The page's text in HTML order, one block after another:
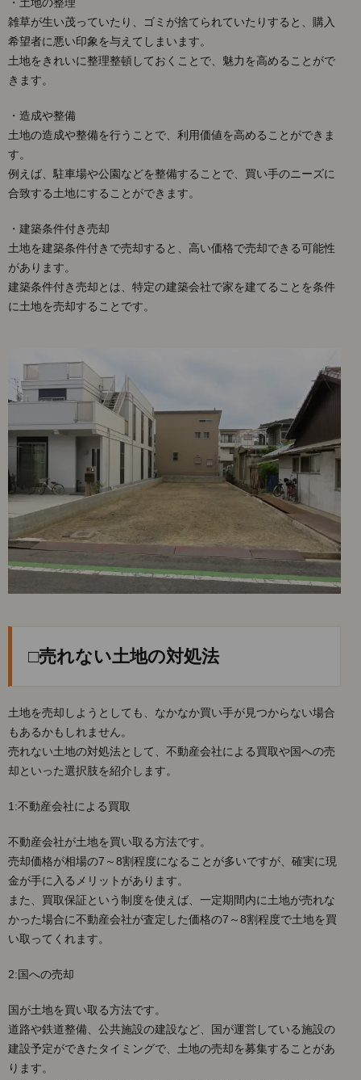
雑草が生い茂っていたり、ゴミが捨てられていたりすると、購入
希望者に悪い印象を与えてしまいます。
土地をきれいに整理整頓しておくことで、魅力を高めることがで
きます。
・造成や整備
土地の造成や整備を行うことで、利用価値を高めることができま
す。
例えば、駐車場や公園などを整備することで、買い手のニーズに
合致する土地にすることができます。
・建築条件付き売却
土地を建築条件付きで売却すると、高い価格で売却できる可能性
があります。
建築条件付き売却とは、特定の建築会社で家を建てることを条件
に土地を売却することです。
□売れない土地の対処法
土地を売却しようとしても、なかなか買い手が見つからない場合
もあるかもしれません。
売れない土地の対処法として、不動産会社による買取や国への売
却といった選択肢を紹介します。
1:不動産会社による買取
不動産会社が土地を買い取る方法です。
売却価格が相場の7～8割程度になることが多いですが、確実に現
金が手に入るメリットがあります。
また、買取保証という制度を使えば、一定期間内に土地が売れな
かった場合に不動産会社が査定した価格の7～8割程度で土地を買
い取ってくれます。
2:国への売却
国が土地を買い取る方法です。
道路や鉄道整備、公共施設の建設など、国が運営している施設の
建設予定ができたタイミングで、土地の売却を募集することがあ
ります。